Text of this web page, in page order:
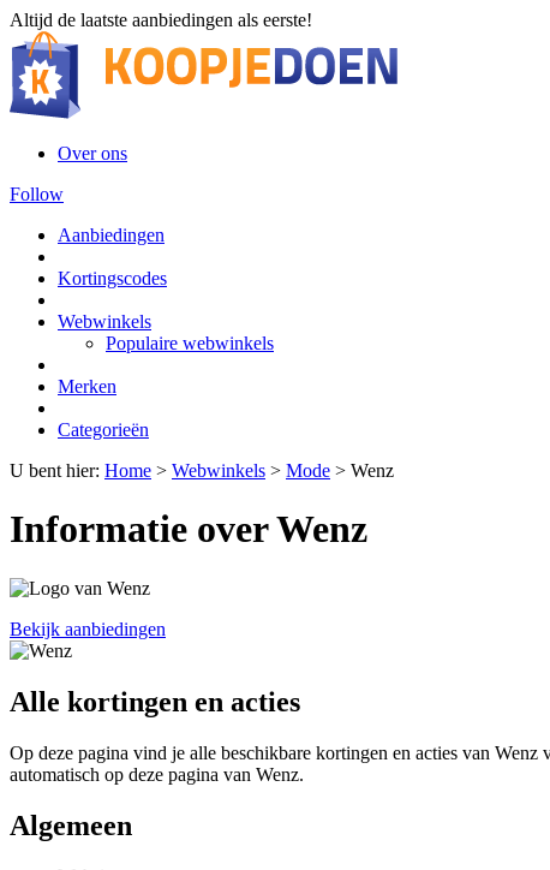
Altijd de laatste aanbiedingen als eerste!
Over ons
Follow
Aanbiedingen
Kortingscodes
Webwinkels
Populaire webwinkels
Merken
Categorieën
U bent hier: Home > Webwinkels > Mode > Wenz
Informatie over Wenz
Bekijk aanbiedingen
Alle kortingen en acties
Op deze pagina vind je alle beschikbare kortingen en acties van
automatisch op deze pagina van Wenz.
Algemeen